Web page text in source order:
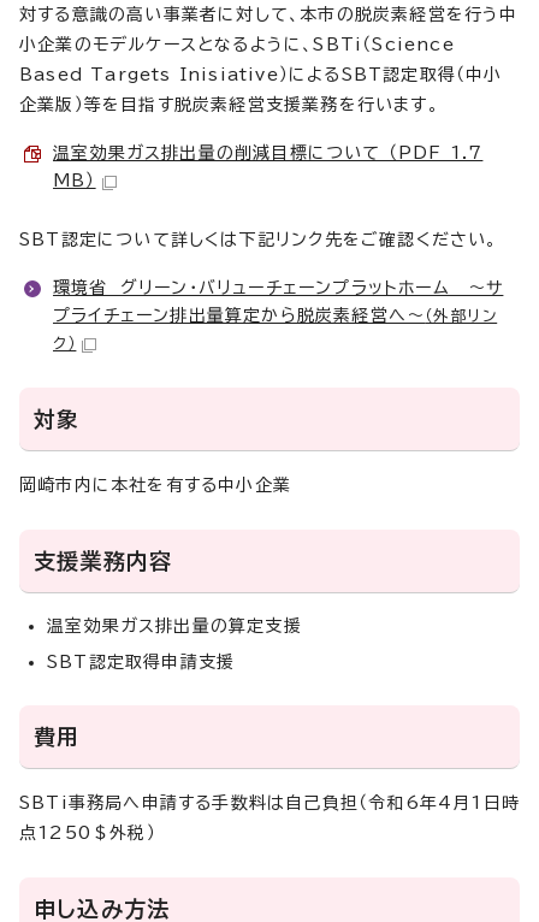
対する意識の高い事業者に対して、本市の脱炭素経営を行う中
小企業のモデルケースとなるように、SBTi（Science
Based Targets Inisiative）によるSBT認定取得（中小
企業版）等を目指す脱炭素経営支援業務を行います。
温室効果ガス排出量の削減目標について （PDF 1.7
MB）
SBT認定について詳しくは下記リンク先をご確認ください。
環境省 グリーン・バリューチェーンプラットホーム ～サ
プライチェーン排出量算定から脱炭素経営へ～ （外部リン
ク）
対象
岡崎市内に本社を有する中小企業
支援業務内容
温室効果ガス排出量の算定支援
SBT認定取得申請支援
費用
SBTi事務局へ申請する手数料は自己負担（令和6年4月1日時
点1250＄外税）
申し込み方法